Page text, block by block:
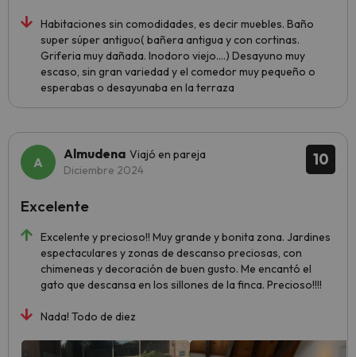
Habitaciones sin comodidades, es decir muebles. Baño
super súper antiguo( bañera antigua y con cortinas.
Griferia muy dañada. Inodoro viejo....) Desayuno muy
escaso, sin gran variedad y el comedor muy pequeño o
esperabas o desayunaba en la terraza
10
Almudena Viajó en pareja
Diciembre 2024
Excelente y precioso!! Muy grande y bonita zona. Jardines
espectaculares y zonas de descanso preciosas, con
chimeneas y decoración de buen gusto. Me encantó el
gato que descansa en los sillones de la finca. Precioso!!!!
Nada! Todo de diez
Excelente